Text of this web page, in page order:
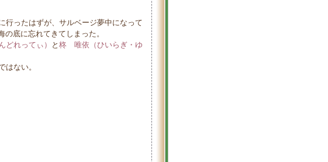
ったはずが、サルベージ夢中になって
底に忘れてきてしまった。
どれってぃ） と 柊 唯依（ひいらぎ・ゆ
ない。